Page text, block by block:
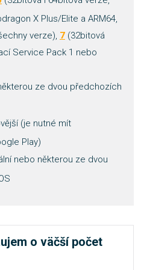
X Plus/Elite a ARM64,
verze), 7 (32bitová
Service Pack 1 nebo
ze dvou předchozích
(je nutné mít
Play)
nebo některou ze dvou
o väčší počet